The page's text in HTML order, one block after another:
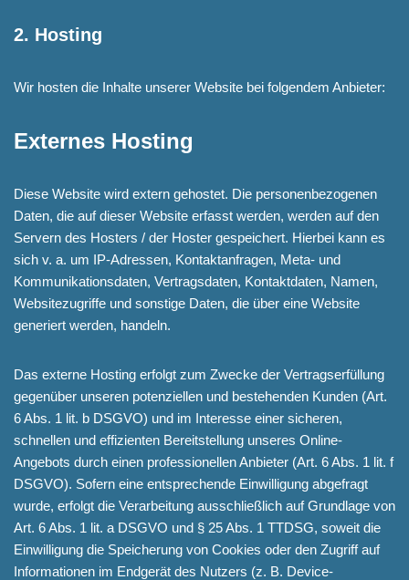
2. Hosting
Wir hosten die Inhalte unserer Website bei folgendem Anbieter:
Externes Hosting
Diese Website wird extern gehostet. Die personenbezogenen
Daten, die auf dieser Website erfasst werden, werden auf den
Servern des Hosters / der Hoster gespeichert. Hierbei kann es
sich v. a. um IP-Adressen, Kontaktanfragen, Meta- und
Kommunikationsdaten, Vertragsdaten, Kontaktdaten, Namen,
Websitezugriffe und sonstige Daten, die über eine Website
generiert werden, handeln.
Das externe Hosting erfolgt zum Zwecke der Vertragserfüllung
gegenüber unseren potenziellen und bestehenden Kunden (Art.
6 Abs. 1 lit. b DSGVO) und im Interesse einer sicheren,
schnellen und effizienten Bereitstellung unseres Online-
Angebots durch einen professionellen Anbieter (Art. 6 Abs. 1 lit. f
DSGVO). Sofern eine entsprechende Einwilligung abgefragt
wurde, erfolgt die Verarbeitung ausschließlich auf Grundlage von
Art. 6 Abs. 1 lit. a DSGVO und § 25 Abs. 1 TTDSG, soweit die
Einwilligung die Speicherung von Cookies oder den Zugriff auf
Informationen im Endgerät des Nutzers (z. B. Device-